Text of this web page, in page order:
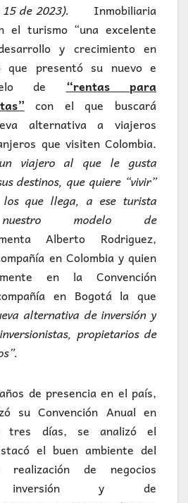
15 de 2023). Inmobiliaria
el turismo “una excelente
y crecimiento en
que presentó su nuevo e
de “rentas para
con el que buscará
alternativa a viajeros
que visiten Colombia.
un viajero al que le gusta
destinos, que quiere “vivir”
que llega, a ese turista
nuestro modelo de
Alberto Rodriguez,
en Colombia y quien
en la Convención
en Bogotá la que
alternativa de inversión y
propietarios de
de presencia en el país,
su Convención Anual en
tres días, se analizó el
el buen ambiente del
de negocios
inversión y de